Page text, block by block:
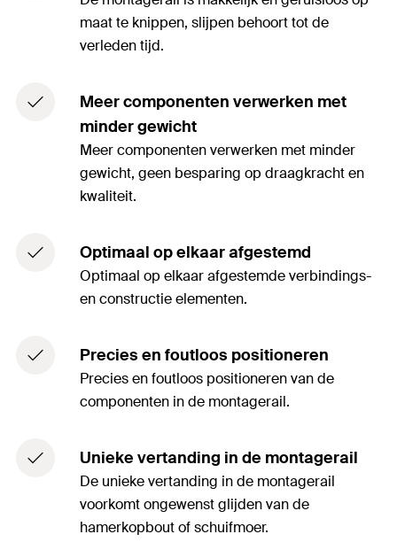
maat te knippen, slijpen behoort tot de
verleden tijd.
Meer componenten verwerken met
minder gewicht
Meer componenten verwerken met minder
gewicht, geen besparing op draagkracht en
kwaliteit.
Optimaal op elkaar afgestemd
Optimaal op elkaar afgestemde verbindings-
en constructie elementen.
Precies en foutloos positioneren
Precies en foutloos positioneren van de
componenten in de montagerail.
Unieke vertanding in de montagerail
De unieke vertanding in de montagerail
voorkomt ongewenst glijden van de
hamerkopbout of schuifmoer.